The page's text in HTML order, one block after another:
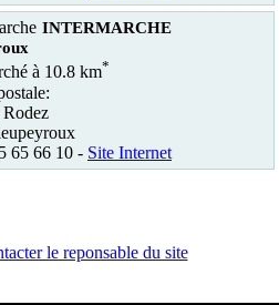
INTERMARCHE
à 10.8 km*
65 66 10 - Site Internet
le reponsable du site